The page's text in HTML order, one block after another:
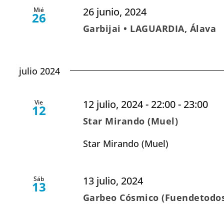
Mié
26 26 junio, 2024
Garbijai • LAGUARDIA, Álava
julio 2024
Vie
12 12 julio, 2024 - 22:00- 23:00
Star Mirando (Muel)
Star Mirando (Muel)
Sáb
13 13 julio, 2024
Garbeo Cósmico